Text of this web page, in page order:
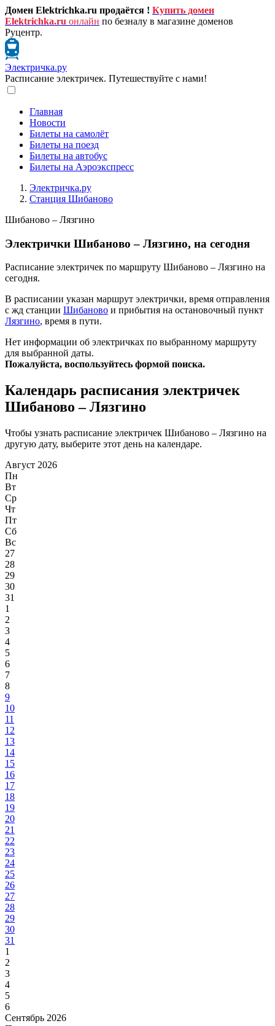
Домен Elektrichka.ru продаётся ! Купить домен
Elektrichka.ru онлайн по безналу в магазине доменов
Руцентр.
Электричка.ру
Расписание электричек. Путешествуйте с нами!
Главная
Новости
Билеты на самолёт
Билеты на поезд
Билеты на автобус
Билеты на Аэроэкспресс
Электричка.ру
Станция Шибаново
Шибаново – Лязгино
Электрички Шибаново – Лязгино, на сегодня
Расписание электричек по маршруту Шибаново – Лязгино на
сегодня.
В расписании указан маршрут электрички, время отправления
с жд станции Шибаново и прибытия на остановочный пункт
Лязгино, время в пути.
Нет информации об электричках по выбранному маршруту
для выбранной даты.
Пожалуйста, воспользуйтесь формой поиска.
Календарь расписания электричек
Шибаново – Лязгино
Чтобы узнать расписание электричек Шибаново – Лязгино на
другую дату, выберите этот день на календаре.
Август 2026
Пн
Вт
Ср
Чт
Пт
Сб
Вс
27
28
29
30
31
1
2
3
4
5
6
7
8
9
10
11
12
13
14
15
16
17
18
19
20
21
22
23
24
25
26
27
28
29
30
31
1
2
3
4
5
6
Сентябрь 2026